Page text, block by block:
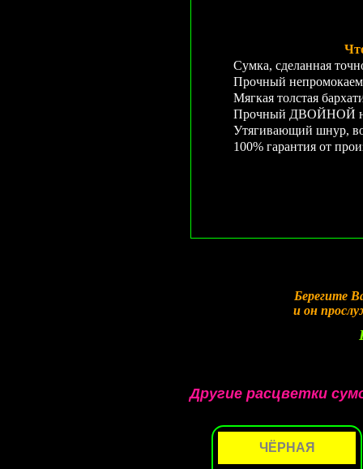
Сумка, сделанная
Прочный
Мягкая толстая
Прочный ДВОЙНОЙ
Утягивающий шнур,
100% гарантия от
Берегите
и он
Другие расцветки
ЧЁРНАЯ